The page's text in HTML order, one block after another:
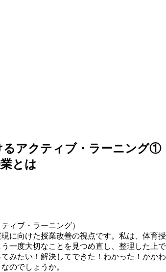
るアクティブ・ラーニング①
とは
ィブ・ラーニング）
向けた授業改善の視点です。私は、体育
一度大切なことを見つめ直し、整理した上
みたい！解決してできた！わかった！かか
のでしょうか。